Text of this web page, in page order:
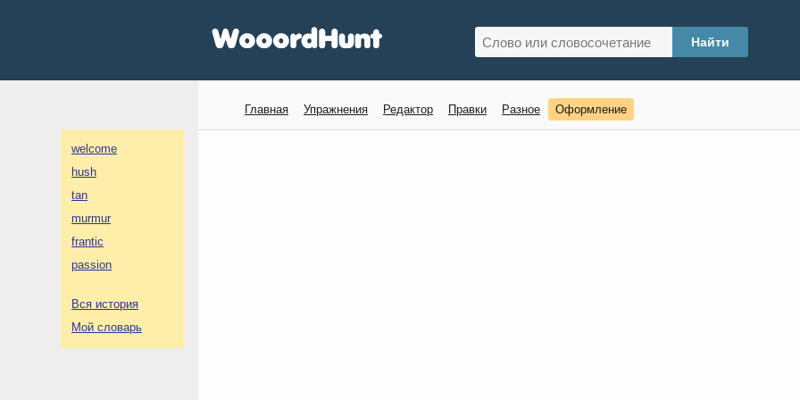
welcome
hush
tan
murmur
frantic
passion
Вся история
Мой словарь
Главная Упражнения Редактор Правки Разное Оформление